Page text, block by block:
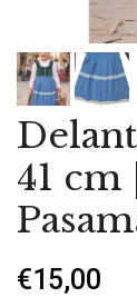
41 cm
€15,00